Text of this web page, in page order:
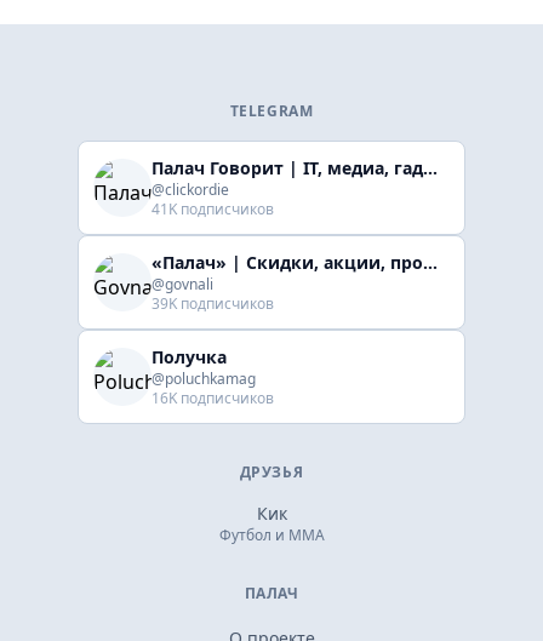
TELEGRAM
Палач Говорит | IT, медиа, гaджеты, скидки
@clickordie
41K подписчиков
«Палач» | Скидки, акции, промокоды
@govnali
39K подписчиков
Получка
@poluchkamag
16K подписчиков
ДРУЗЬЯ
Кик
Футбол и ММА
ПАЛАЧ